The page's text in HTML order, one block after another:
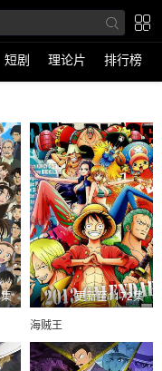
台
短剧 理论片 排行榜
更新至1172集
海贼王